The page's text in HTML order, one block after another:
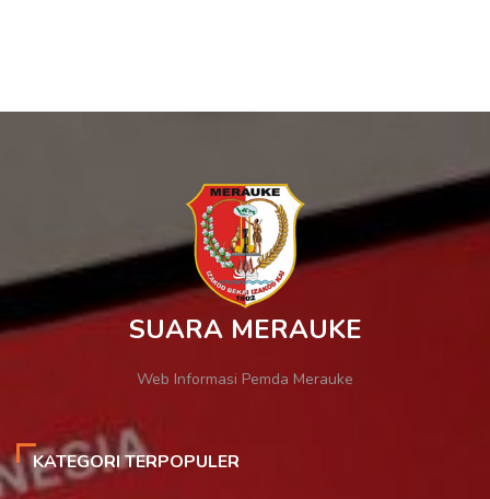
SUARA MERAUKE
Web Informasi Pemda Merauke
KATEGORI TERPOPULER